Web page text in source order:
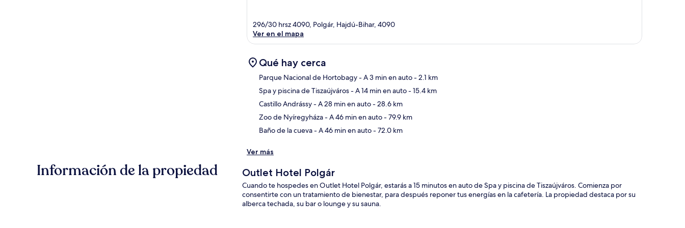
296/30 hrsz 4090, Polgár, Hajdú-Bihar, 4090
Ver en el mapa
Qué hay cerca
Parque Nacional de Hortobagy- A 3 min en auto- 2.1 km
Spa y piscina de Tiszaújváros- A 14 min en auto- 15.4 km
Castillo Andrássy- A 28 min en auto- 28.6 km
Zoo de Nyíregyháza- A 46 min en auto- 79.9 km
Baño de la cueva- A 46 min en auto- 72.0 km
Ver más
Información de la propiedad Outlet Hotel Polgár
Cuando te hospedes en Outlet Hotel Polgár, estarás a 15 minutos en auto de Spa y piscina de Tiszaújváros. Comienza por
consentirte con un tratamiento de bienestar, para después reponer tus energías en la cafetería. La propiedad destaca por su
alberca techada, su bar o lounge y su sauna.